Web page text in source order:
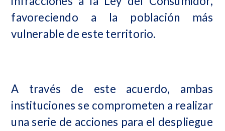
favoreciendo a la población más
vulnerable de este territorio.
A través de este acuerdo, ambas
instituciones se comprometen a realizar
una serie de acciones para el despliegue